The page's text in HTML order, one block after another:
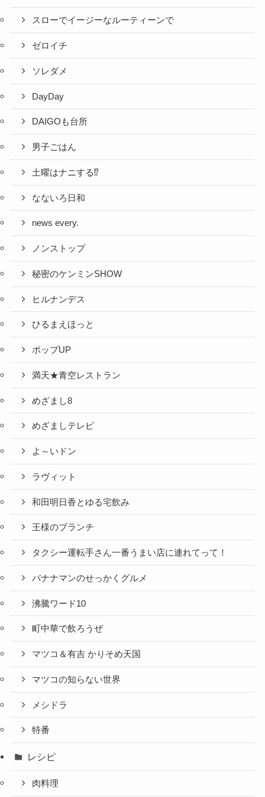
スローでイージーなルーティーンで
ゼロイチ
ソレダメ
DayDay
DAIGOも台所
男子ごはん
土曜はナニする⁉
なないろ日和
news every.
ノンストップ
秘密のケンミンSHOW
ヒルナンデス
ひるまえほっと
ポップUP
満天★青空レストラン
めざまし8
めざましテレビ
よ～いドン
ラヴィット
和田明日香とゆる宅飲み
王様のブランチ
タクシー運転手さん一番うまい店に連れてって！
バナナマンのせっかくグルメ
沸騰ワード10
町中華で飲ろうぜ
マツコ＆有吉 かりそめ天国
マツコの知らない世界
メシドラ
特番
レシピ
肉料理